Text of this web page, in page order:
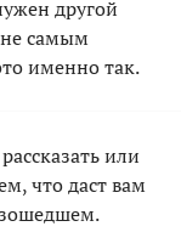
другой
не самым
именно так.
или
что даст вам